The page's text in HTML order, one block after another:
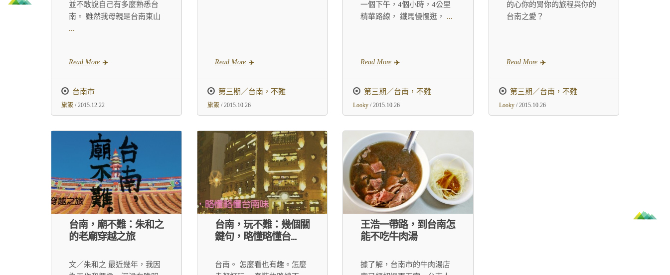
並不敢說自己有多麼熟悉台
南。 雖然我母親是台南東山
...
Read More
台南市
旅飯 / 2015.12.22
Read More
第三期／台南，不難
旅飯 / 2015.10.26
一個下午，4個小時，4公里
精華路線， 鐵馬慢慢逛，
...
Read More
第三期／台南，不難
Looky / 2015.10.26
的心你的胃你的旅程與你的
台南之愛？
Read More
第三期／台南，不難
Looky/ 2015.10.26
台南，廟不難：朱和之
的老廟穿越之旅
文／朱和之 最近幾年，我因
台南，玩不難：幾個關
鍵句，略懂略懂台...
台南。 怎麼看也有趣。怎麼
王浩一帶路，到台南怎
能不吃牛肉湯
據了解，台南市的牛肉湯店